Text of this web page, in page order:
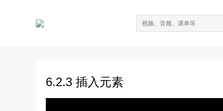
6.2.3 插入元素